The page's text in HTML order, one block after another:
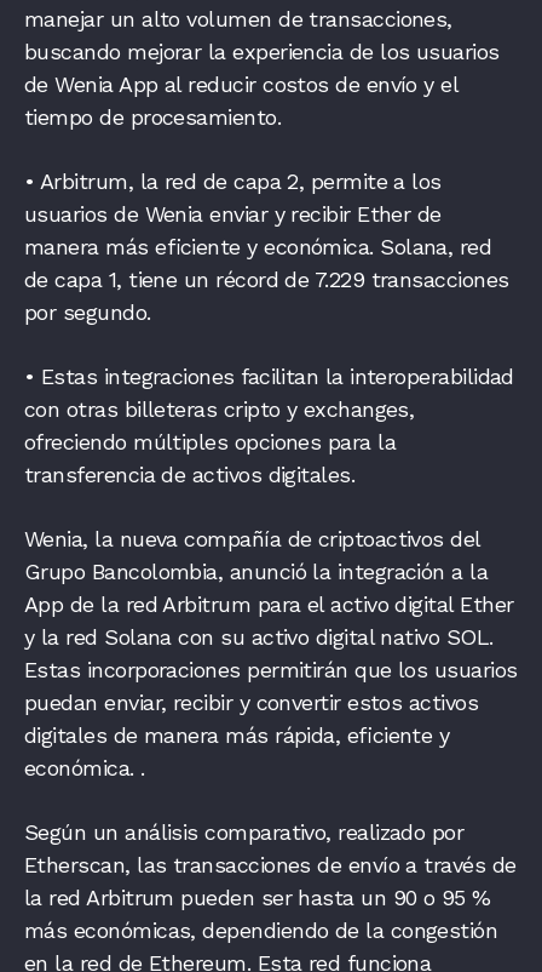
manejar un alto volumen de transacciones,
buscando mejorar la experiencia de los usuarios
de Wenia App al reducir costos de envío y el
tiempo de procesamiento.
• Arbitrum, la red de capa 2, permite a los
usuarios de Wenia enviar y recibir Ether de
manera más eficiente y económica. Solana, red
de capa 1, tiene un récord de 7.229 transacciones
por segundo.
• Estas integraciones facilitan la interoperabilidad
con otras billeteras cripto y exchanges,
ofreciendo múltiples opciones para la
transferencia de activos digitales.
Wenia, la nueva compañía de criptoactivos del
Grupo Bancolombia, anunció la integración a la
App de la red Arbitrum para el activo digital Ether
y la red Solana con su activo digital nativo SOL.
Estas incorporaciones permitirán que los usuarios
puedan enviar, recibir y convertir estos activos
digitales de manera más rápida, eficiente y
económica. .
Según un análisis comparativo, realizado por
Etherscan, las transacciones de envío a través de
la red Arbitrum pueden ser hasta un 90 o 95 %
más económicas, dependiendo de la congestión
en la red de Ethereum. Esta red funciona